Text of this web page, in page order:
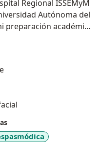
Regional ISSEMyM
Autónoma del
preparación académica
en Laringología y
Nacional
diversos
a Rinología y Cirugía
Vestibular,